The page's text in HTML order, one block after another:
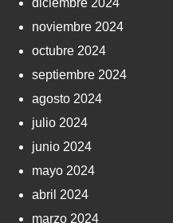
diciembre 2024
noviembre 2024
octubre 2024
septiembre 2024
agosto 2024
julio 2024
junio 2024
mayo 2024
abril 2024
marzo 2024